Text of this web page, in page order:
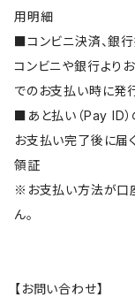
用明細
■コンビニ決済、銀
コンビニや銀行より
でのお支払い時に発
■あと払い（Pay ID
お支払い完了後に届
領証
※お支払い方法が口
ん。
【お問い合わせ】